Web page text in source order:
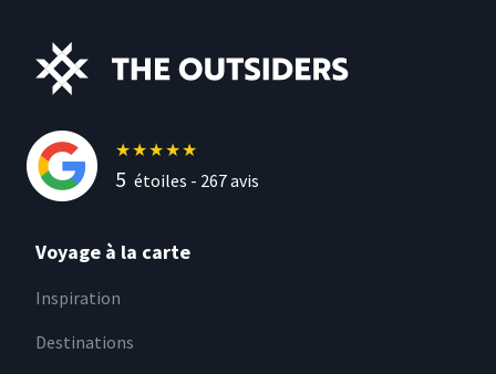
★★★★★
5 étoiles - 267avis
Voyage à la carte
Inspiration
Destinations